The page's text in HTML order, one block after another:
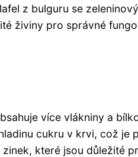
z bulguru se
živiny pro správné
více vlákniny a
cukru v krvi, což je
které jsou důležité